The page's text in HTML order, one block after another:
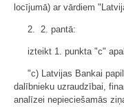
locījumā) ar vārdiem
2. 2. pantā:
izteikt 1. punkta "c"
"c) Latvijas Bankai
dalībnieku uzraudzībai,
analīzei nepieciešamās